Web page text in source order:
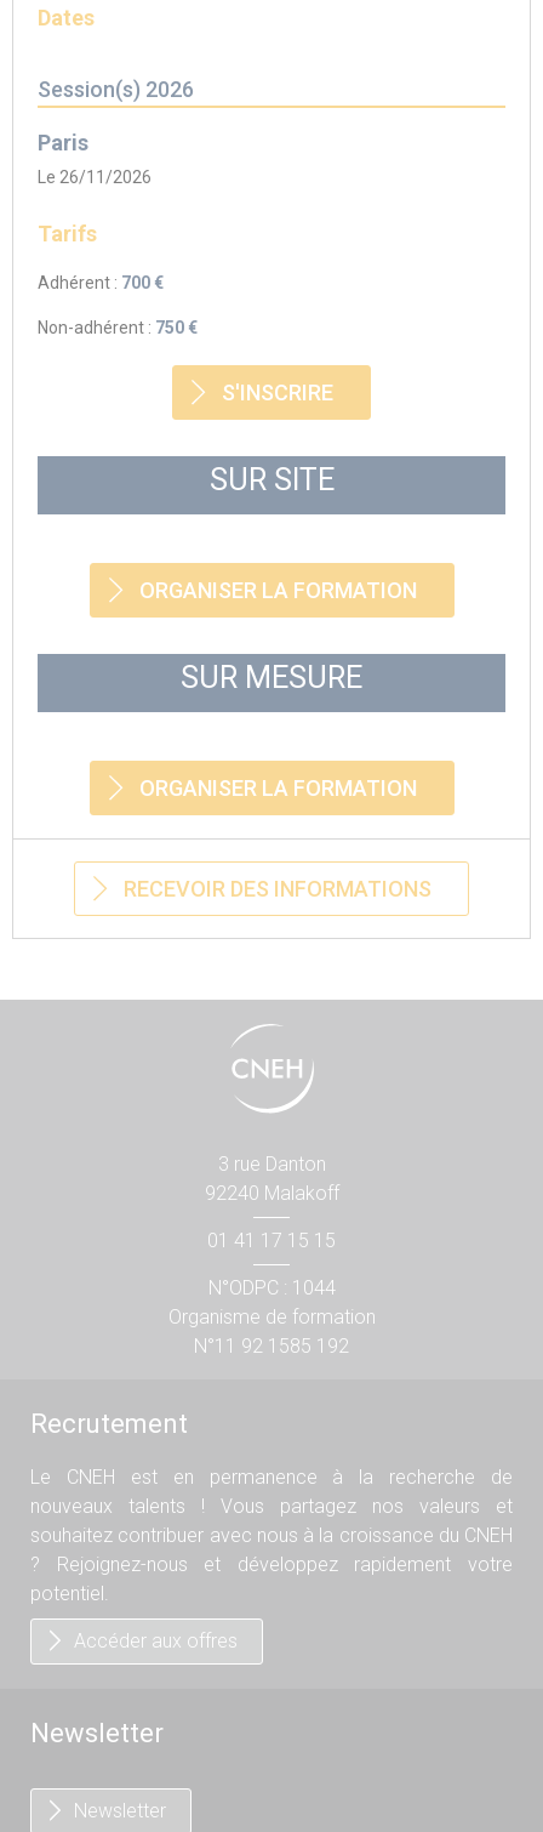
Dates
Session(s) 2026
Paris
Le 26/11/2026
Tarifs
Adhérent : 700 €
Non-adhérent : 750 €
S'INSCRIRE
SUR SITE
ORGANISER LA FORMATION
SUR MESURE
ORGANISER LA FORMATION
RECEVOIR DES INFORMATIONS
3 rue Danton
92240 Malakoff
01 41 17 15 15
N°ODPC : 1044
Organisme de formation
N°11 92 1585 192
Recrutement
Le CNEH est en permanence à la recherche de
nouveaux talents ! Vous partagez nos valeurs et
souhaitez contribuer avec nous à la croissance du CNEH
? Rejoignez-nous et développez rapidement votre
potentiel.
Accéder aux offres
Newsletter
Newsletter